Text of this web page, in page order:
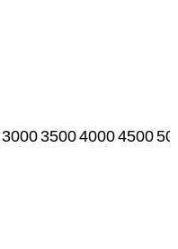
3000350040004500